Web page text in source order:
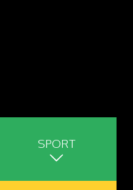
SPORT